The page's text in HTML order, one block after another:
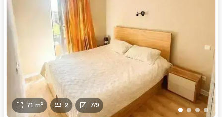
••••
71 m² 2 7/9